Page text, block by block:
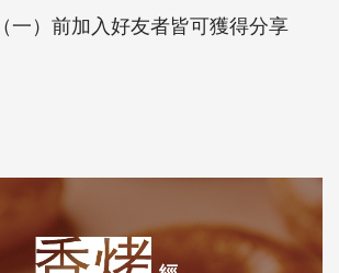
一）前加入好友者皆可獲得分享